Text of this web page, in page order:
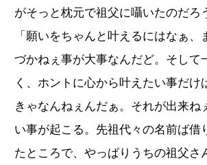
がそっと枕元で祖父に囁いたのだろ
「願いをちゃんと叶えるにはなぁ、
づかねぇ事が大事なんだど。そして
く、ホントに心から叶えたい事だけ
きゃなんねぇんだぁ。それが出来ね
い事が起こる。先祖代々の名前ば借
たところで、やっぱりうちの祖父さ